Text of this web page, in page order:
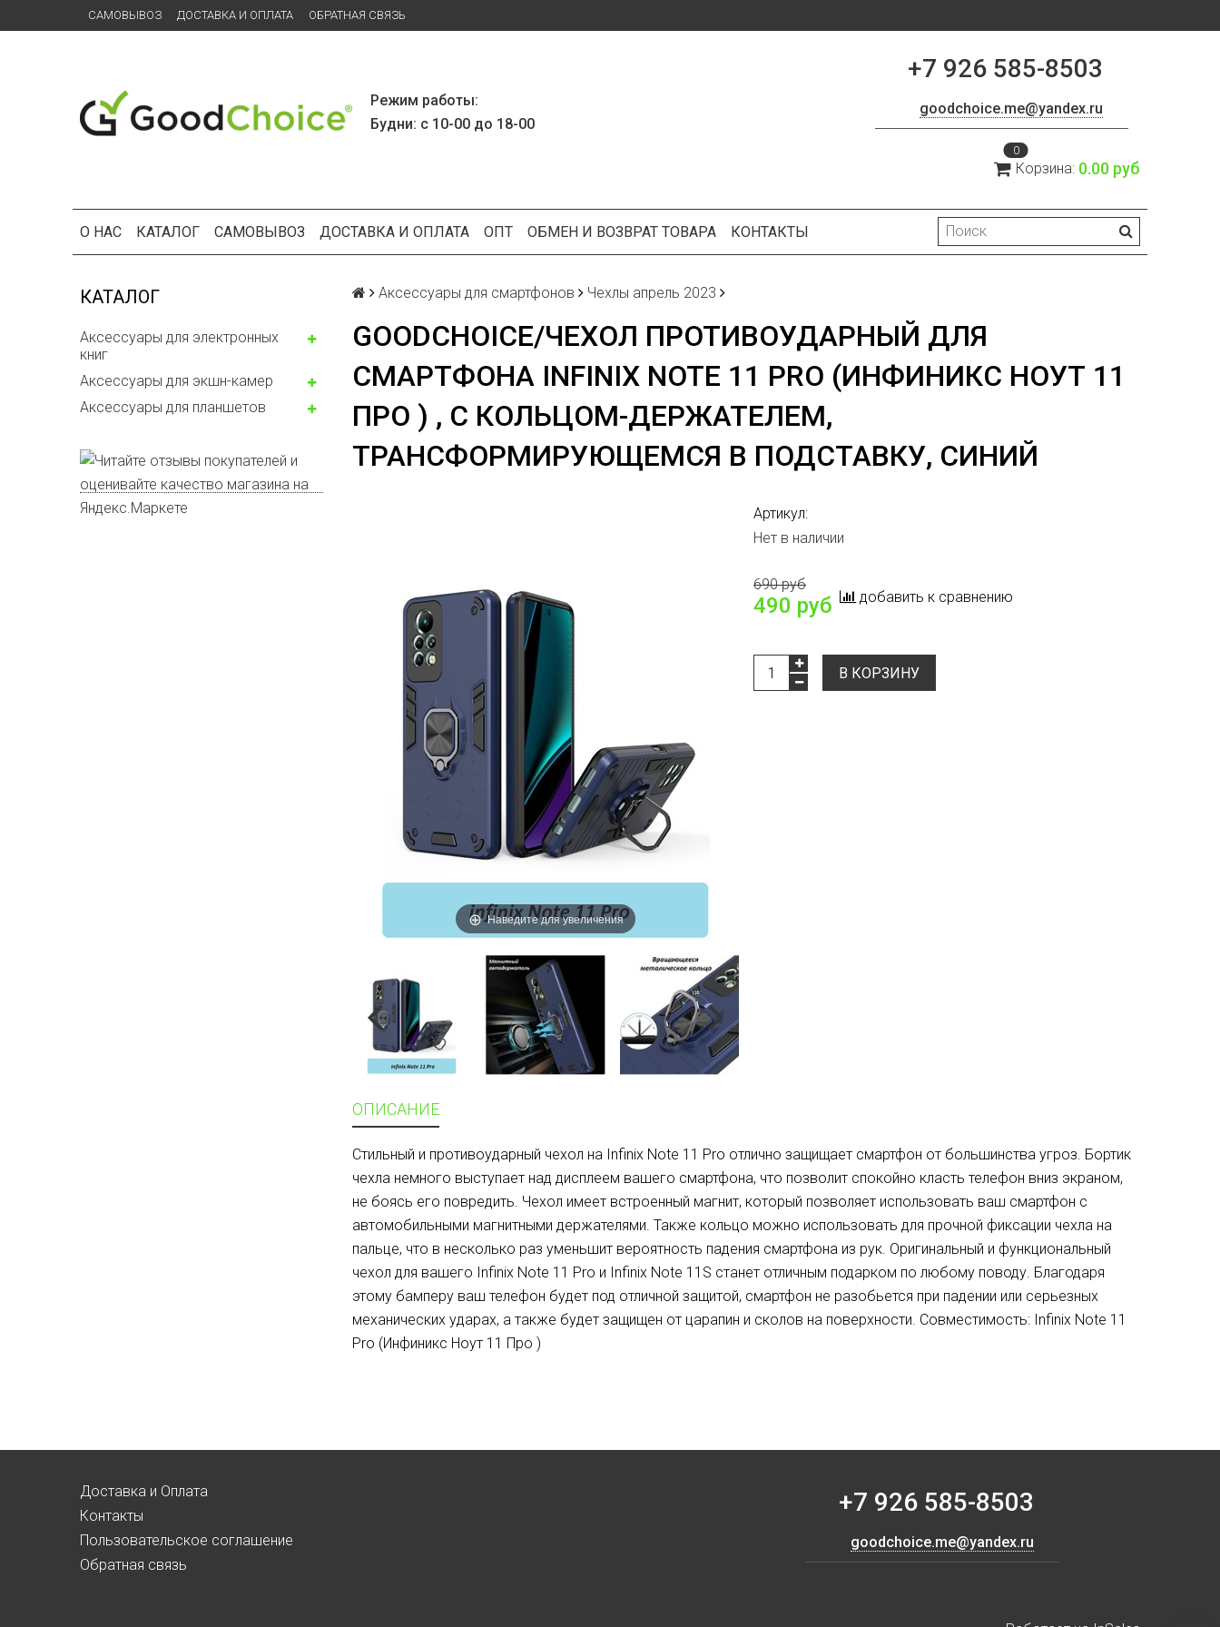
САМОВЫВОЗ ДОСТАВКА И ОПЛАТА ОБРАТНАЯ СВЯЗЬ
Режим работы:
Будни: с 10-00 до 18-00
+7 926 585-8503
goodchoice.me@yandex.ru
0
Корзина: 0.00 руб
О НАС КАТАЛОГ САМОВЫВОЗ ДОСТАВКА И ОПЛАТА ОПТ ОБМЕН И ВОЗВРАТ ТОВАРА КОНТАКТЫ
КАТАЛОГ
Аксессуары для электронных
книг
Аксессуары для экшн-камер
Аксессуары для планшетов
Аксессуары для смартфонов Чехлы апрель 2023
GOODCHOICE/ЧЕХОЛ ПРОТИВОУДАРНЫЙ ДЛЯ
СМАРТФОНА INFINIX NOTE 11 PRO (ИНФИНИКС НОУТ 11
ПРО ) , С КОЛЬЦОМ-ДЕРЖАТЕЛЕМ,
ТРАНСФОРМИРУЮЩЕМСЯ В ПОДСТАВКУ, СИНИЙ
Наведите для увеличения
Артикул:
Нет в наличии
690 руб
490 руб добавить к сравнению
В КОРЗИНУ
ОПИСАНИЕ
Стильный и противоударный чехол на Infinix Note 11 Pro отлично защищает смартфон от большинства угроз. Бортик
чехла немного выступает над дисплеем вашего смартфона, что позволит спокойно класть телефон вниз экраном,
не боясь его повредить. Чехол имеет встроенный магнит, который позволяет использовать ваш смартфон с
автомобильными магнитными держателями. Также кольцо можно использовать для прочной фиксации чехла на
пальце, что в несколько раз уменьшит вероятность падения смартфона из рук. Оригинальный и функциональный
чехол для вашего Infinix Note 11 Pro и Infinix Note 11S станет отличным подарком по любому поводу. Благодаря
этому бамперу ваш телефон будет под отличной защитой, смартфон не разобьется при падении или серьезных
механических ударах, а также будет защищен от царапин и сколов на поверхности. Совместимость: Infinix Note 11
Pro (Инфиникс Ноут 11 Про )
Доставка и Оплата
Контакты
Пользовательское соглашение
Обратная связь
+7 926 585-8503
goodchoice.me@yandex.ru